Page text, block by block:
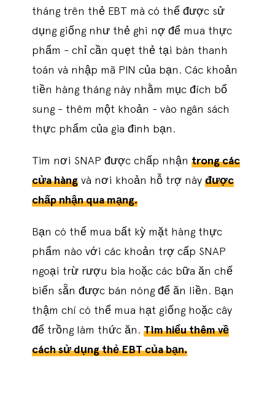
tháng trên thẻ EBT mà có thể được sử
dụng giống như thẻ ghi nợ để mua thực
phẩm - chỉ cần quẹt thẻ tại bàn thanh
toán và nhập mã PIN của bạn. Các khoản
tiền hàng tháng này nhằm mục đích bổ
sung - thêm một khoản - vào ngân sách
thực phẩm của gia đình bạn.
Tìm nơi SNAP được chấp nhận trong các
cửa hàng và nơi khoản hỗ trợ này được
chấp nhận qua mạng.
Bạn có thể mua bất kỳ mặt hàng thực
phẩm nào với các khoản trợ cấp SNAP
ngoại trừ rượu bia hoặc các bữa ăn chế
biến sẵn được bán nóng để ăn liền. Bạn
thậm chí có thể mua hạt giống hoặc cây
để trồng làm thức ăn. Tìm hiểu thêm về
cách sử dụng thẻ EBT của bạn.